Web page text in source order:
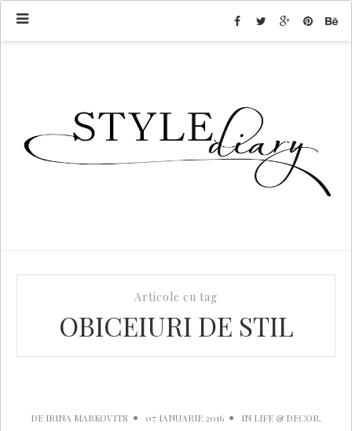
Articole cu tag
OBICEIURI DE STIL
DE IRINA MARKOVITS 07 IANUARIE 2016 IN LIFE & DECOR,